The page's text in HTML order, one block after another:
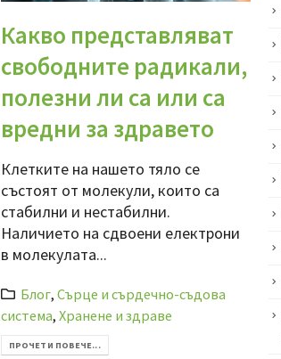
Какво представляват
свободните радикали,
полезни ли са или са
вредни за здравето
Клетките на нашето тяло се
състоят от молекули, които са
стабилни и нестабилни.
Наличието на сдвоени електрони
в молекулата...
Блог,Сърце и сърдечно-съдова
система, Хранене и здраве
ПРОЧЕТИ ПОВЕЧЕ...